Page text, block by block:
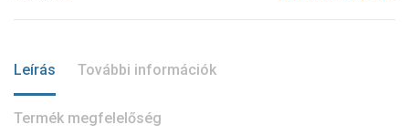
Leírás További információk
Termék megfelelőség